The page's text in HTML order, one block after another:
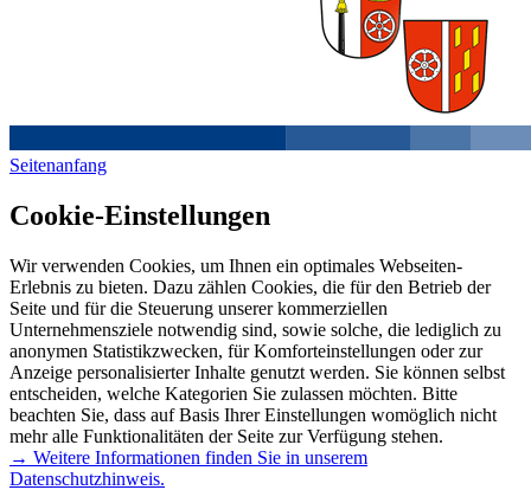
Seitenanfang
Cookie-Einstellungen
Wir verwenden Cookies, um Ihnen ein optimales Webseiten-
Erlebnis zu bieten. Dazu zählen Cookies, die für den Betrieb der
Seite und für die Steuerung unserer kommerziellen
Unternehmensziele notwendig sind, sowie solche, die lediglich zu
anonymen Statistikzwecken, für Komforteinstellungen oder zur
Anzeige personalisierter Inhalte genutzt werden. Sie können selbst
entscheiden, welche Kategorien Sie zulassen möchten. Bitte
beachten Sie, dass auf Basis Ihrer Einstellungen womöglich nicht
mehr alle Funktionalitäten der Seite zur Verfügung stehen.
→ Weitere Informationen finden Sie in unserem
Datenschutzhinweis.